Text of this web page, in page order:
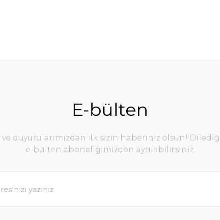
E-bülten
ve duyurularımızdan ilk sizin haberiniz olsun!
e-bülten aboneliğimizden ayrılabilirsiniz.